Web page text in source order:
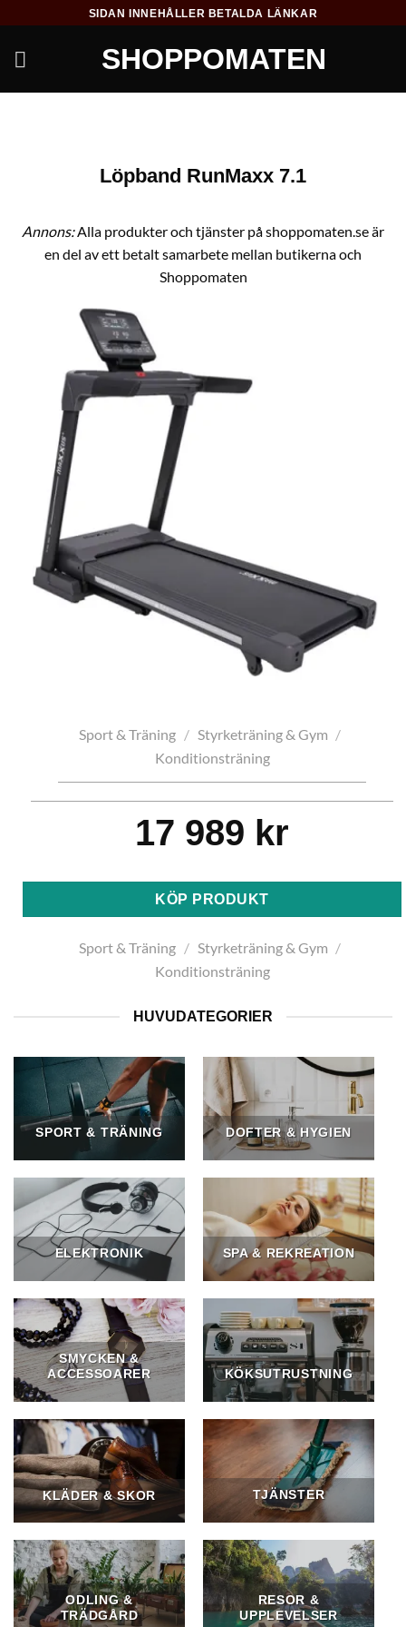
content
SIDAN INNEHÅLLER BETALDA LÄNKAR
SHOPPOMATEN
Löpband RunMaxx 7.1
Annons:Alla produkter och tjänster på shoppomaten.se är
en del av ett betalt samarbete mellan butikerna och
Shoppomaten
Sport & Träning / Styrketräning & Gym /
Konditionsträning
17 989 kr
KÖP PRODUKT
Sport & Träning / Styrketräning & Gym /
Konditionsträning
HUVUDATEGORIER
SPORT & TRÄNING DOFTER & HYGIEN
ELEKTRONIK SPA & REKREATION
SMYCKEN &
ACCESSOARER
KÖKSUTRUSTNING
KLÄDER & SKOR TJÄNSTER
ODLING &
TRÄDGÅRD
RESOR &
UPPLEVELSER